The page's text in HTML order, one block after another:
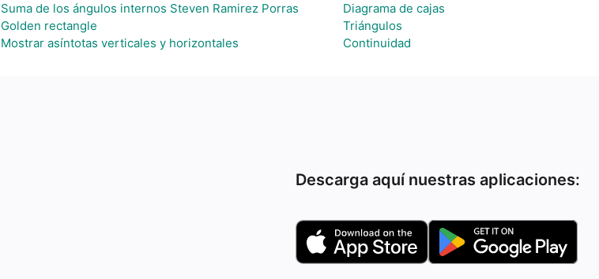
Suma de los ángulos internos Steven Ramirez Porras
Golden rectangle
Mostrar asíntotas verticales y horizontales
Diagrama de cajas
Triángulos
Continuidad
Descarga aquí nuestras aplicaciones: